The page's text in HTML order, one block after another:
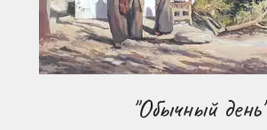
"Обычный день"